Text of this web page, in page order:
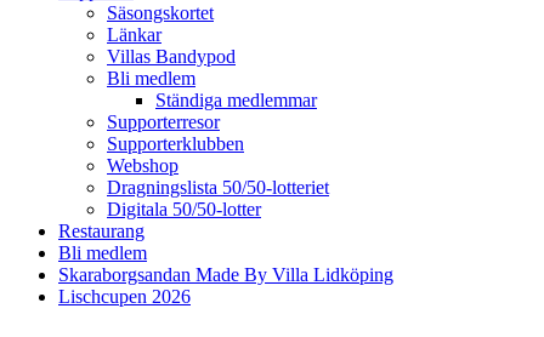
Säsongskortet
Länkar
Villas Bandypod
Bli medlem
Ständiga medlemmar
Supporterresor
Supporterklubben
Webshop
Dragningslista 50/50-lotteriet
Digitala 50/50-lotter
Restaurang
Bli medlem
Skaraborgsandan Made By Villa Lidköping
Lischcupen 2026